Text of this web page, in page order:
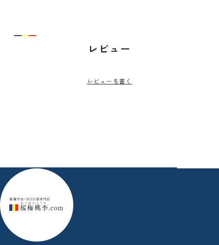
レビュー
レビューを書く